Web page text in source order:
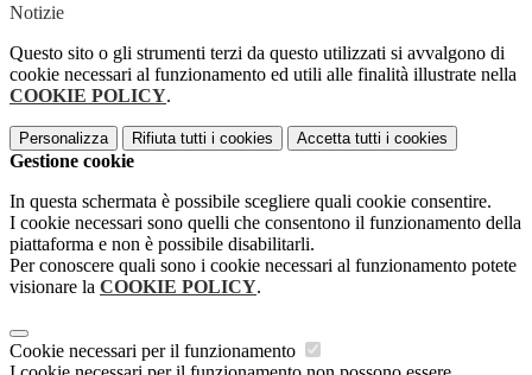
Notizie
Questo sito o gli strumenti terzi da questo utilizzati si avvalgono di
cookie necessari al funzionamento ed utili alle finalità illustrate nella
COOKIE POLICY.
Personalizza Rifiuta tutti i cookies Accetta tutti i cookies
Gestione cookie
In questa schermata è possibile scegliere quali cookie consentire.
I cookie necessari sono quelli che consentono il funzionamento della
piattaforma e non è possibile disabilitarli.
Per conoscere quali sono i cookie necessari al funzionamento potete
visionare la COOKIE POLICY.
Cookie necessari per il funzionamento